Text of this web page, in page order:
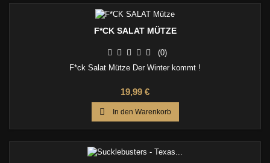
F*CK SALAT MÜTZE
(0)
F*ck Salat Mütze Der Winter kommt !
Preis
19,99 €
 In den Warenkorb